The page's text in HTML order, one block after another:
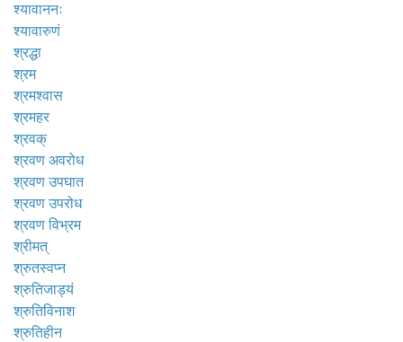
श्यावाननः
श्यावारुणं
श्रद्धा
श्रम
श्रमश्वास
श्रमहर
श्रवक्
श्रवण अवरोध
श्रवण उपघात
श्रवण उपरोध
श्रवण विभ्रम
श्रीमत्
श्रुतस्वप्न
श्रुतिजाड्यं
श्रुतिविनाश
श्रुतिहीन